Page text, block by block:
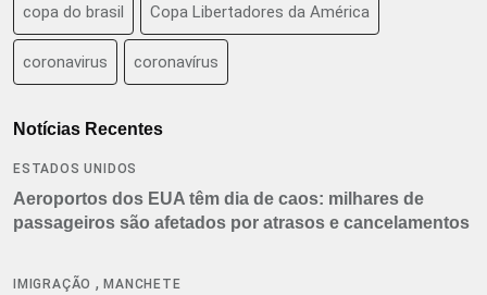
copa do brasil Copa Libertadores da América
coronavirus coronavírus
Notícias Recentes
ESTADOS UNIDOS
Aeroportos dos EUA têm dia de caos: milhares de
passageiros são afetados por atrasos e cancelamentos
IMIGRAÇÃO ,MANCHETE